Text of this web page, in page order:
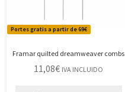
Portes gratis a partir de 69€
Framar quilted dreamweaver combs
11,08€ IVA INCLUIDO